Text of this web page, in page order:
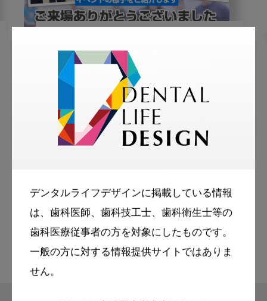
デンタルライフデザインに掲載している情報
は、歯科医師、歯科技工士、歯科衛生士等の
歯科医療従事者の方を対象にしたものです。
一般の方に対する情報提供サイトではありま
せん。
Dental Life Design チャンネル
特別企画 リアルでお悩み相
談室の裏側を直撃取材
More Smile
スマイル＋アーカイブ
動画 歯科衛生士